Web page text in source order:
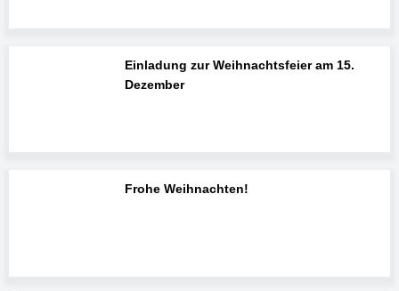
Einladung zur Weihnachtsfeier am 15.
Dezember
Frohe Weihnachten!